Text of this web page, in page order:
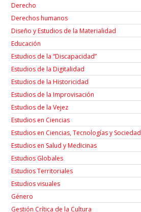
Derecho
Derechos humanos
Diseño y Estudios de la Materialidad
Educación
Estudios de la “Discapacidad”
Estudios de la Digitalidad
Estudios de la Historicidad
Estudios de la Improvisación
Estudios de la Vejez
Estudios en Ciencias
Estudios en Ciencias, Tecnologías y Sociedad
Estudios en Salud y Medicinas
Estudios Globales
Estudios Territoriales
Estudios visuales
Género
Gestión Crítica de la Cultura